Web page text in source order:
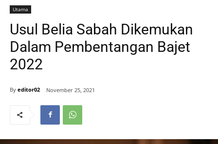
Utama
Usul Belia Sabah Dikemukan
Dalam Pembentangan Bajet
2022
By editor02 November 25, 2021